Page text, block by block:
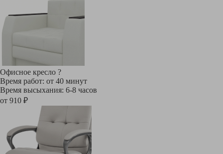
Офисное кресло ?
Время работ: от 40 минут
Время высыхания: 6-8 часов
от 910 ₽